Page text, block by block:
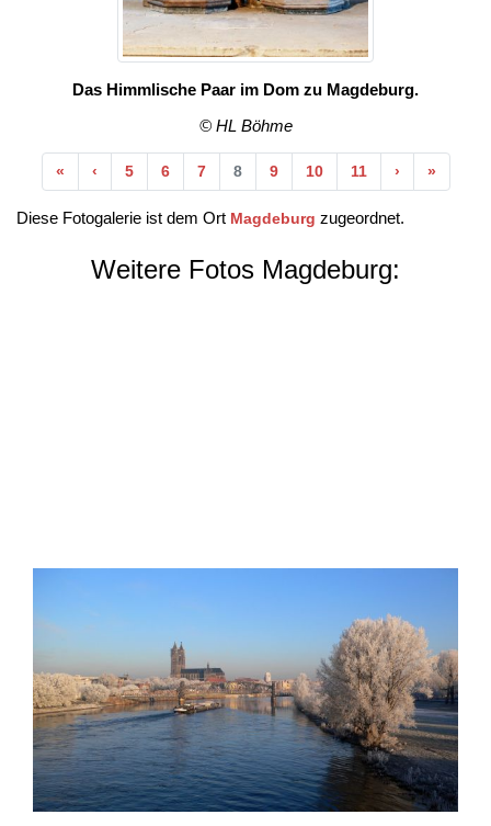
Das Himmlische Paar im Dom zu Magdeburg.
© HL Böhme
«Anfang
‹Vorherige
5 6 7 8 9 10 11 ›Nächste
»Ende
Diese Fotogalerie ist dem Ort Magdeburg zugeordnet.
Weitere Fotos Magdeburg: